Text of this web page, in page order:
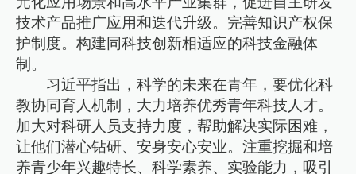
技术产品推广应用和迭代升级。完善知识产权保
护制度。构建同科技创新相适应的科技金融体
制。
习近平指出，科学的未来在青年，要优化科
教协同育人机制，大力培养优秀青年科技人才。
加大对科研人员支持力度，帮助解决实际困难，
让他们潜心钻研、安身安心安业。注重挖掘和培
养青少年兴趣特长、科学素养、实验能力，吸引